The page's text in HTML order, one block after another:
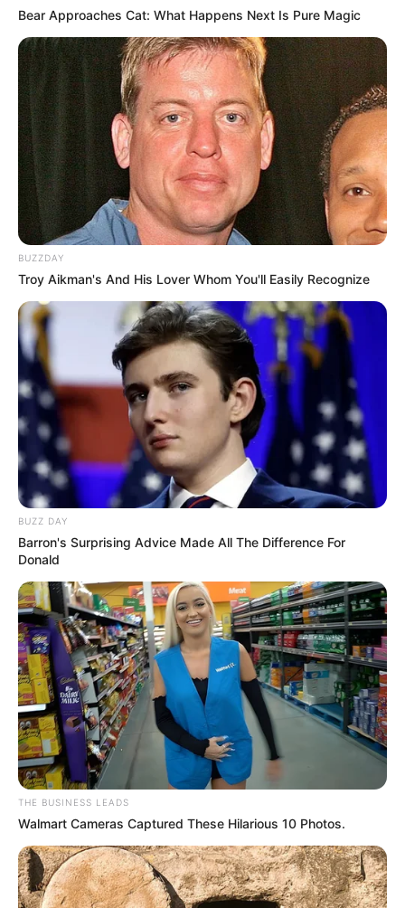
Bear Approaches Cat: What Happens Next Is Pure Magic
BUZZDAY
Troy Aikman's And His Lover Whom You'll Easily Recognize
BUZZ DAY
Barron's Surprising Advice Made All The Difference For
Donald
THE BUSINESS LEADS
Walmart Cameras Captured These Hilarious 10 Photos.